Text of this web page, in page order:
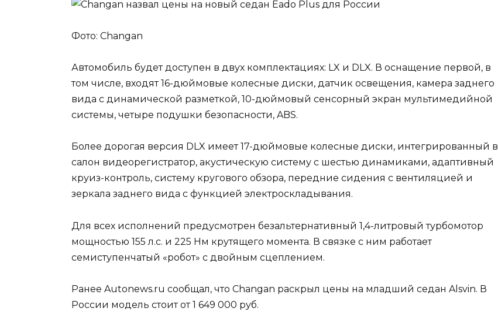
Фото: Changan
Автомобиль будет доступен в двух комплектациях: LX и DLX. В оснащение первой, в
том числе, входят 16-дюймовые колесные диски, датчик освещения, камера заднего
вида с динамической разметкой, 10-дюймовый сенсорный экран мультимедийной
системы, четыре подушки безопасности, ABS.
Более дорогая версия DLX имеет 17-дюймовые колесные диски, интегрированный в
салон видеорегистратор, акустическую систему с шестью динамиками, адаптивный
круиз-контроль, систему кругового обзора, передние сидения с вентиляцией и
зеркала заднего вида с функцией электроскладывания.
Для всех исполнений предусмотрен безальтернативный 1,4-литровый турбомотор
мощностью 155 л.с. и 225 Нм крутящего момента. В связке с ним работает
семиступенчатый «робот» с двойным сцеплением.
Ранее Autonews.ru сообщал, что Changan раскрыл цены на младший седан Alsvin. В
России модель стоит от 1 649 000 руб.